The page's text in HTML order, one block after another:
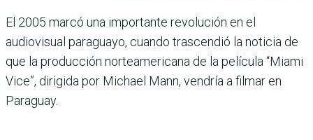
El 2005 marcó una importante revolución en el
audiovisual paraguayo, cuando trascendió la noticia de
que la producción norteamericana de la película “Miami
Vice”, dirigida por Michael Mann, vendría a filmar en
Paraguay.